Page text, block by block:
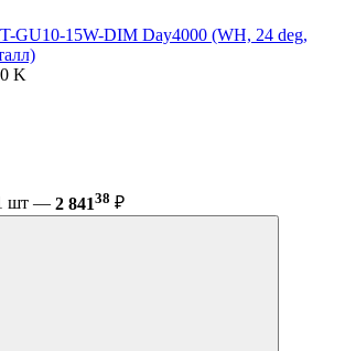
GU10-15W-DIM Day4000 (WH, 24 deg,
K
шт — 2 84138 ₽